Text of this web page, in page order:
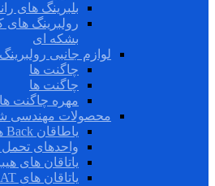
بلبرینگ های
رولبرینگ
بشکه ای
لوازم جانبی
چاگنت ها
چاگنت ها
مهره چاگنت ها
محصولات مهندسی
یاطاقان Back های پشتی
واحدهای
یاتاقان های
یاتاقان های INSOCOAT